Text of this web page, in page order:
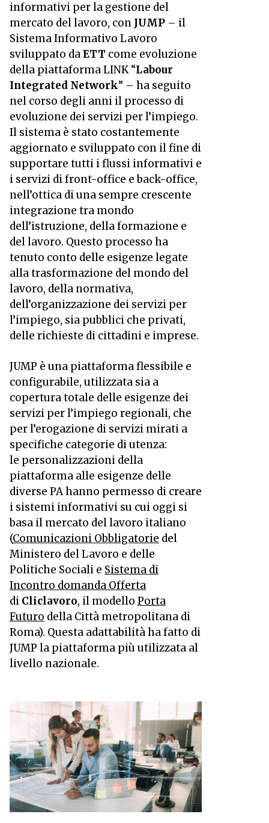
informativi per la gestione del
mercato del lavoro, con JUMP – il
Sistema Informativo Lavoro
sviluppato daETT come evoluzione
della piattaforma LINK “Labour
Integrated Network” – ha seguito
nel corso degli anni il processo di
evoluzione dei servizi per l’impiego.
Il sistema è stato costantemente
aggiornato e sviluppato con il fine di
supportare tutti i flussi informativi e
i servizi di front-office e back-office,
nell’ottica di una sempre crescente
integrazione tra mondo
dell’istruzione, della formazione e
del lavoro. Questo processo ha
tenuto conto delle esigenze legate
alla trasformazione del mondo del
lavoro, della normativa,
dell’organizzazione dei servizi per
l’impiego, sia pubblici che privati,
delle richieste di cittadini e imprese.
JUMP è una piattaforma flessibile e
configurabile, utilizzata sia a
copertura totale delle esigenze dei
servizi per l’impiego regionali, che
per l’erogazione di servizi mirati a
specifiche categorie di utenza:
le personalizzazioni della
piattaforma alle esigenze delle
diverse PA hanno permesso di creare
i sistemi informativi su cui oggi si
basa il mercato del lavoro italiano
(Comunicazioni Obbligatorie del
Ministero del Lavoro e delle
Politiche Sociali e Sistema di
Incontro domanda Offerta
di Cliclavoro, il modello Porta
Futuro della Città metropolitana di
Roma). Questa adattabilità ha fatto di
JUMP la piattaforma più utilizzata al
livello nazionale.